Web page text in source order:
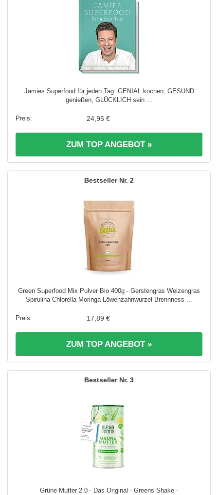
Jamies Superfood für jeden Tag: GENIAL kochen, GESUND
genießen, GLÜCKLICH sein ...
24,95 €
ZUM TOP ANGEBOT »
2
Green Superfood Mix Pulver Bio 400g - Gerstengras Weizengras
Spirulina Chlorella Moringa Löwenzahnwurzel Brennness ...
17,89 €
ZUM TOP ANGEBOT »
3
Grüne Mutter 2.0 - Das Original - Greens Shake -